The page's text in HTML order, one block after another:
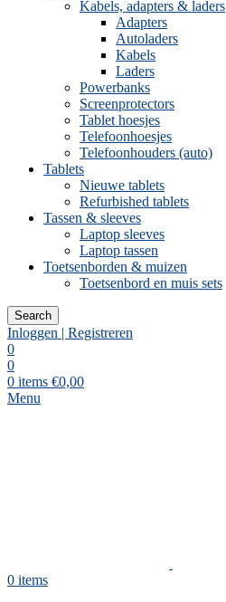
Kabels, adapters & laders
Adapters
Autoladers
Kabels
Laders
Powerbanks
Screenprotectors
Tablet hoesjes
Telefoonhoesjes
Telefoonhouders (auto)
Tablets
Nieuwe tablets
Refurbished tablets
Tassen & sleeves
Laptop sleeves
Laptop tassen
Toetsenborden & muizen
Toetsenbord en muis sets
Search
Inloggen | Registreren
0
0
0 items €0,00
Menu
0 items